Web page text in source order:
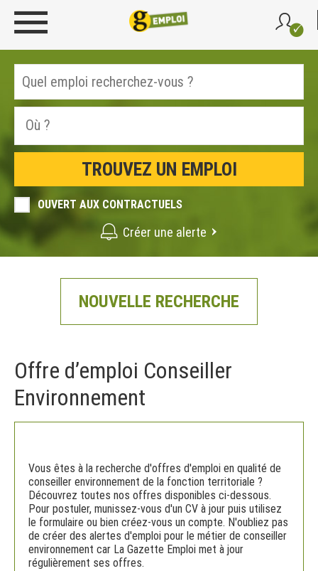
OUVERT AUX CONTRACTUELS
Créer une alerte
NOUVELLE RECHERCHE
Offre d’emploi Conseiller
Environnement
Vous êtes à la recherche d'offres d'emploi en qualité de
conseiller environnement de la fonction territoriale ?
Découvrez toutes nos offres disponibles ci-dessous.
Pour postuler, munissez-vous d'un CV à jour puis utilisez
le formulaire ou bien créez-vous un compte. N'oubliez pas
de créer des alertes d'emploi pour le métier de conseiller
environnement car La Gazette Emploi met à jour
régulièrement ses offres.